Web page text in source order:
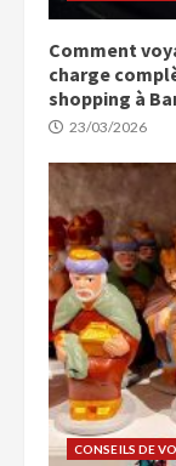
Comment
charge
shopping à
23/03/2026
CONSEILS DE